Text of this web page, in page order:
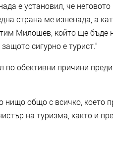
е установил, че
страна ме изненада, а
Милошев, който ще бъде
сигурно е турист.“
по обективни причини
нищо общо с всичко,
на туризма, както и